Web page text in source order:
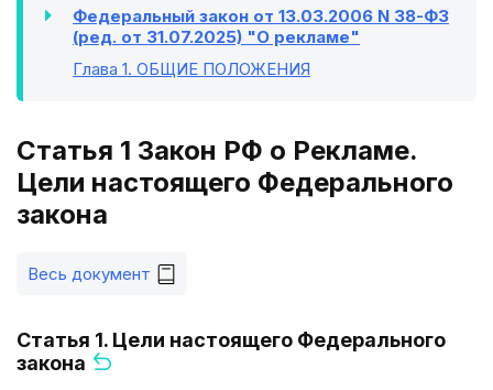
Федеральный закон от 13.03.2006 N 38-ФЗ
(ред. от 31.07.2025) "О рекламе"
Глава 1. ОБЩИЕ ПОЛОЖЕНИЯ
Статья 1 Закон РФ о Рекламе.
Цели настоящего Федерального
закона
Весь документ
Статья 1. Цели настоящего Федерального
закона